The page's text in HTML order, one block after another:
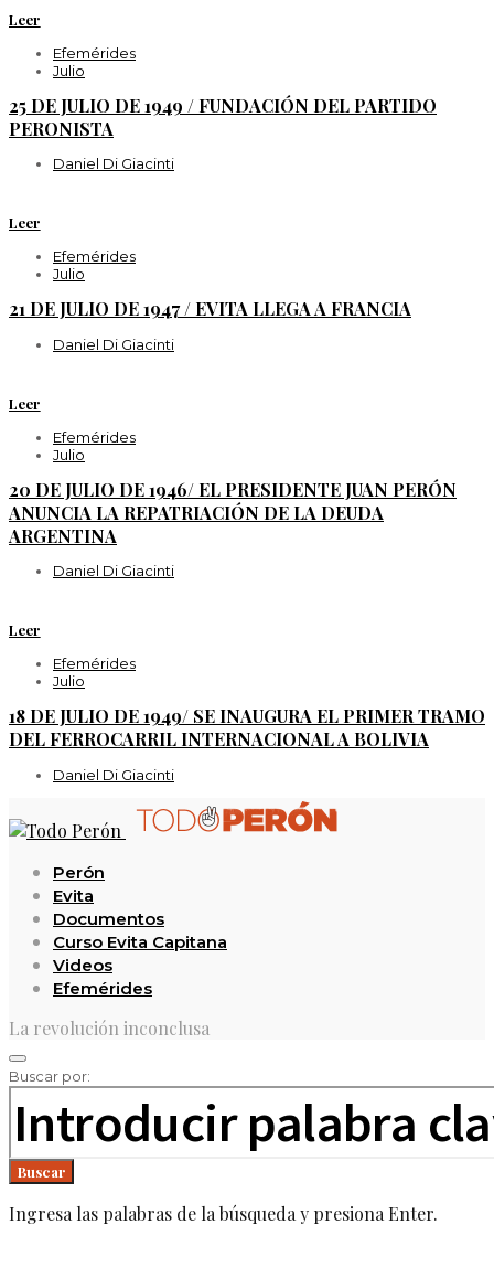
Leer
Efemérides
Julio
25 DE JULIO DE 1949 / FUNDACIÓN DEL PARTIDO
PERONISTA
Daniel Di Giacinti
Leer
Efemérides
Julio
21 DE JULIO DE 1947 / EVITA LLEGA A FRANCIA
Daniel Di Giacinti
Leer
Efemérides
Julio
20 DE JULIO DE 1946/ EL PRESIDENTE JUAN PERÓN
ANUNCIA LA REPATRIACIÓN DE LA DEUDA
ARGENTINA
Daniel Di Giacinti
Leer
Efemérides
Julio
18 DE JULIO DE 1949/ SE INAUGURA EL PRIMER TRAMO
DEL FERROCARRIL INTERNACIONAL A BOLIVIA
Daniel Di Giacinti
Perón
Evita
Documentos
Curso Evita Capitana
Videos
Efemérides
La revolución inconclusa
Buscar por:
Buscar
Ingresa las palabras de la búsqueda y presiona Enter.